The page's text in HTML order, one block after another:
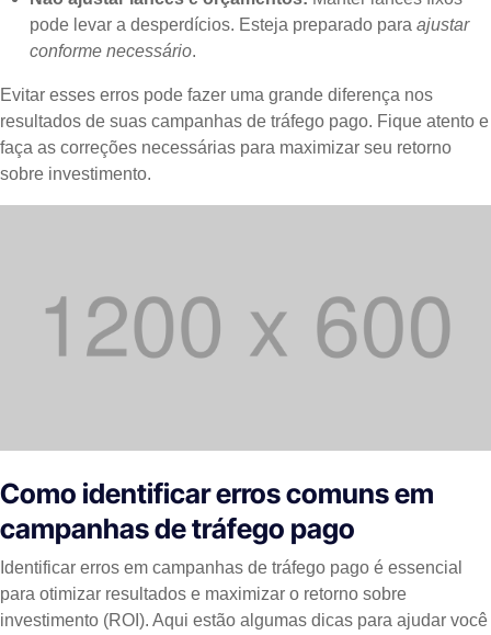
pode levar a desperdícios. Esteja preparado paraajustar
conforme necessário.
Evitar esses erros pode fazer uma grande diferença nos
resultados de suas campanhas de tráfego pago. Fique atento e
faça as correções necessárias para maximizar seu retorno
sobre investimento.
Como identificar erros comuns em
campanhas de tráfego pago
Identificar erros em campanhas de tráfego pago é essencial
para otimizar resultados e maximizar o retorno sobre
investimento (ROI). Aqui estão algumas dicas para ajudar você